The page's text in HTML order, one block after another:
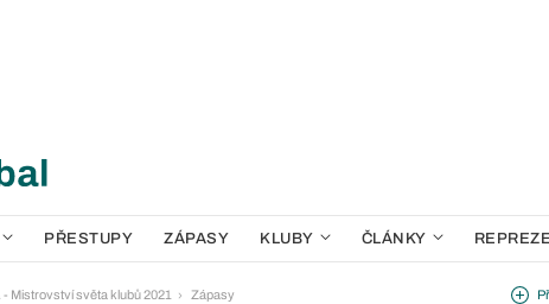
PŘESTUPY ZÁPASY KLUBY ČLÁNKY
- Mistrovství světa klubů 2021 Zápasy